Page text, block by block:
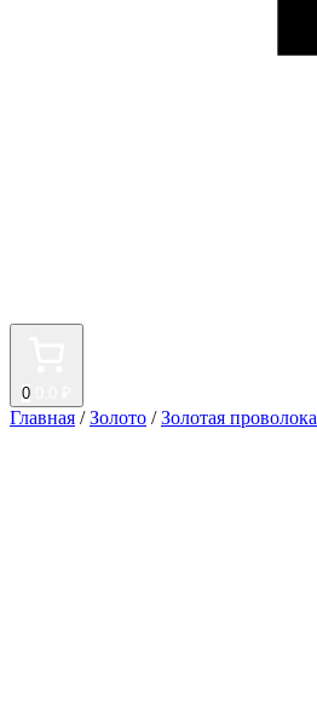
0
Главная /Золото /Золотая проволока